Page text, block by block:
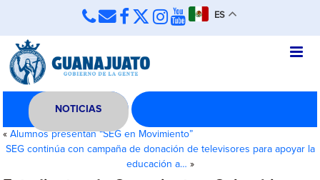
ES
NOTICIAS
«Alumnos presentan “SEG en Movimiento”
SEG continúa con campaña de donación de televisores para apoyar la
educación a… »